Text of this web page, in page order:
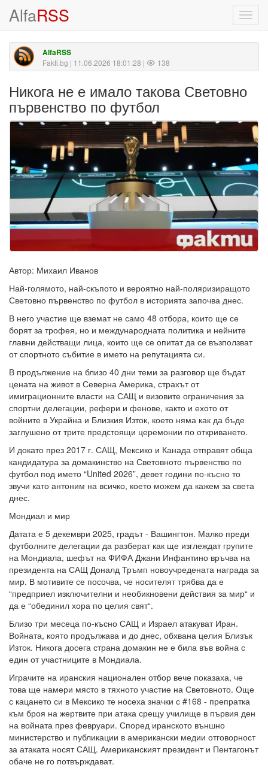
AlfaRSS
AlfaRSS
Fakti.bg | 11.06.2026 18:01:28 | 138
Никога не е имало такова Световно
първенство по футбол
Автор: Михаил Иванов
Най-голямото, най-скъпото и вероятно най-поляризиращото
Световно първенство по футбол в историята започва днес.
В него участие ще вземат не само 48 отбора, които ще се
борят за трофея, но и международната политика и нейните
главни действащи лица, които ще се опитат да се възползват
от спортното събитие в името на репутацията си.
В продължение на близо 40 дни теми за разговор ще бъдат
цената на живот в Северна Америка, страхът от
имиграционните власти на САЩ и визовите ограничения за
спортни делегации, рефери и фенове, както и ехото от
войните в Украйна и Близкия Изток, което няма как да бъде
заглушено от трите предстоящи церемонии по откриването.
И докато през 2017 г. САЩ, Мексико и Канада отправят обща
кандидатура за домакинство на Световното първенство по
футбол под името “United 2026”, девет години по-късно то
звучи като антоним на всичко, което можем да кажем за света
днес.
Мондиал и мир
Датата е 5 декември 2025, градът - Вашингтон. Малко преди
футболните делегации да разберат как ще изглеждат групите
на Мондиала, шефът на ФИФА Джани Инфантино връчва на
президента на САЩ Доналд Тръмп новоучредената награда за
мир. В мотивите се посочва, че носителят трябва да е
“предприел изключителни и необикновени действия за мир“ и
да е “обединил хора по целия свят“.
Близо три месеца по-късно САЩ и Израел атакуват Иран.
Войната, която продължава и до днес, обхвана целия Близък
Изток. Никога досега страна домакин не е била във война с
един от участниците в Мондиала.
Играчите на иранския национален отбор вече показаха, че
това ще намери място в тяхното участие на Световното. Още
с кацането си в Мексико те носеха значки с #168 - препратка
към броя на жертвите при атака срещу училище в първия ден
на войната през февруари. Според иранското външно
министерство и публикации в американски медии отговорност
за атаката носят САЩ. Американският президент и Пентагонът
обаче не го потвърждават.